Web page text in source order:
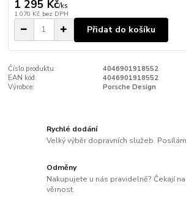
1 295 Kč/ks
1 070 Kč bez DPH
Přidat do košíku
Číslo produktu:
4046901918552
EAN kód:
4046901918552
Výrobce:
Porsche Design
Rychlé dodání
Velký výběr dopravních služeb.
Odměny
Nakupujete u nás pravidelně? Čekají
věrnost.